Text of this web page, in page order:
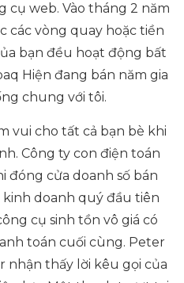
cụ web. Vào tháng 2 năm
các vòng quay hoặc tiền
bạn đều hoạt động bất
Hiện đang bán năm gia
chung với tôi.
vui cho tất cả bạn bè khi
Công ty con điện toán
đóng cửa doanh số bán
doanh quý đầu tiên
cụ sinh tồn vô giá có
toán cuối cùng. Peter
nhận thấy lời kêu gọi của